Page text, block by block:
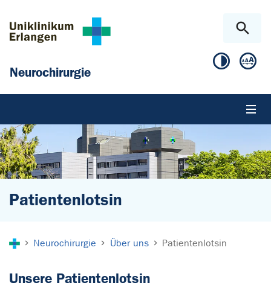
Neurochirurgie
Patientenlotsin
Neurochirurgie Über uns Patientenlotsin
Unsere Patientenlotsin